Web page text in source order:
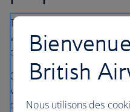
Toute réservation pour un
voyageant seul doit être
ou un tuteur légal.
Cette réservation ne peut
Veuillez
billet.
British
Nous utilisons des